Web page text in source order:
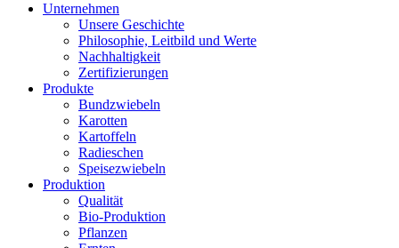
Unternehmen
Unsere Geschichte
Philosophie, Leitbild und Werte
Nachhaltigkeit
Zertifizierungen
Produkte
Bundzwiebeln
Karotten
Kartoffeln
Radieschen
Speisezwiebeln
Produktion
Qualität
Bio-Produktion
Pflanzen